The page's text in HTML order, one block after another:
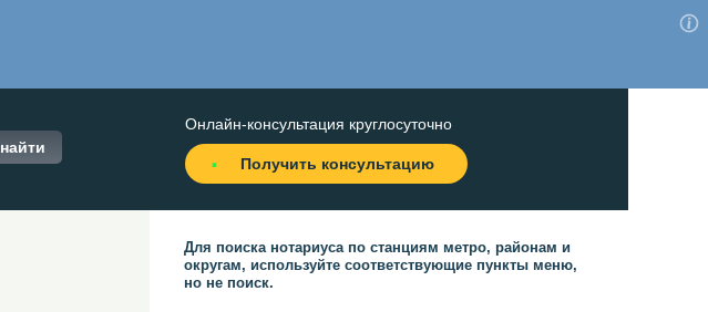
Онлайн-консультация круглосуточно
Получить консультацию
Для поиска нотариуса по станциям метро, районам и
округам, используйте соответствующие пункты меню,
но не поиск.